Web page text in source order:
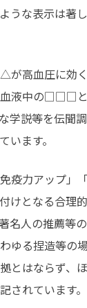
うな表示は著
高血圧に効
中の□□□と
学説等を伝聞
います。
疫力アップ」
けとなる合理
名人の推薦等
ゆる捏造等の
とはならず、
されています。